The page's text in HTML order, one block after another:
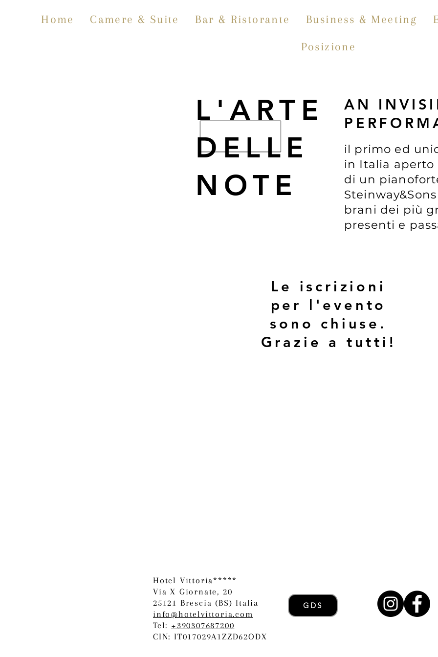
Home Camere & Suite Bar & Ristorante Business & Meeting
Posizione
L'ARTE
DELLE
NOTE
AN
il primo ed
in Italia
di un
brani dei più
presenti e
Le iscrizioni
per l'evento
sono chiuse.
Grazie a tutti!
Hotel Vittoria*****
​Via X Giornate, 20
25121 Brescia (BS) Italia
info@hotelvittoria.com
Tel: +390307687200
CIN: IT017029A1ZZD62ODX
GDS